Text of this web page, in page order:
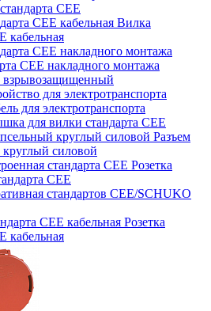
CEE
Вилка
кабельная
CEE накладного монтажа
взрывозащищенный
для электротранспорта
для электротранспорта
для вилки стандарта CEE
Разъем
силовой
Розетка
CEE
стандартов CEE/SCHUKO
Розетка
кабельная